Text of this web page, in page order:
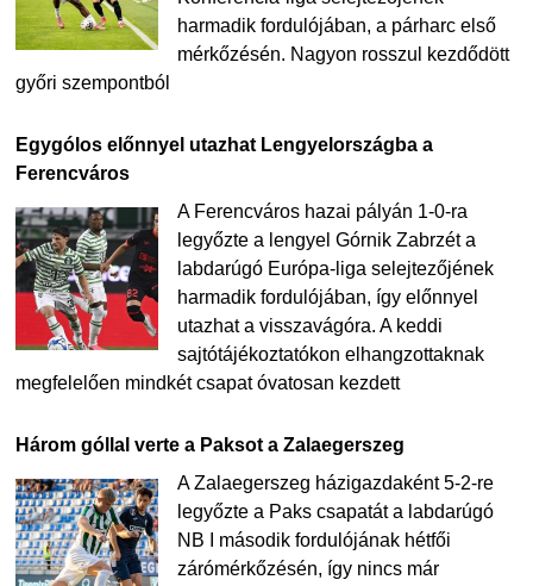
harmadik fordulójában, a párharc első
mérkőzésén. Nagyon rosszul kezdődött
győri szempontból
Egygólos előnnyel utazhat Lengyelországba a
Ferencváros
A Ferencváros hazai pályán 1-0-ra
legyőzte a lengyel Górnik Zabrzét a
labdarúgó Európa-liga selejtezőjének
harmadik fordulójában, így előnnyel
utazhat a visszavágóra. A keddi
sajtótájékoztatókon elhangzottaknak
megfelelően mindkét csapat óvatosan kezdett
Három góllal verte a Paksot a Zalaegerszeg
A Zalaegerszeg házigazdaként 5-2-re
legyőzte a Paks csapatát a labdarúgó
NB I második fordulójának hétfői
zárómérkőzésén, így nincs már